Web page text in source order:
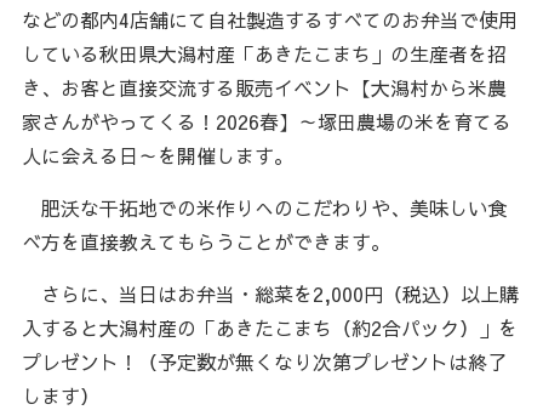
などの都内4店舗にて自社製造するすべてのお弁当で使用
している秋田県大潟村産「あきたこまち」の生産者を招
き、お客と直接交流する販売イベント【大潟村から米農
家さんがやってくる！2026春】～塚田農場の米を育てる
人に会える日～を開催します。
肥沃な干拓地での米作りへのこだわりや、美味しい食
べ方を直接教えてもらうことができます。
さらに、当日はお弁当・総菜を2,000円（税込）以上購
入すると大潟村産の「あきたこまち（約2合パック）」を
プレゼント！（予定数が無くなり次第プレゼントは終了
します）